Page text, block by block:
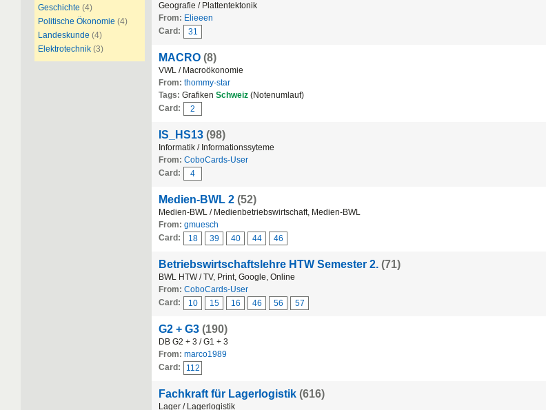
Geschichte (4)
Politische Ökonomie (4)
Landeskunde (4)
Elektrotechnik (3)
Geografie / Plattentektonik
From: Elieeen
Card:
31
MACRO (8)
VWL / Macroökonomie
From: thommy-star
Tags: Grafiken Schweiz (Notenumlauf)
Card:
2
IS_HS13 (98)
Informatik / Informationssyteme
From: CoboCards-User
Card:
4
Medien-BWL 2 (52)
Medien-BWL / Medienbetriebswirtschaft, Medien-BWL
From: gmuesch
Card:
18 39 40 44 46
Betriebswirtschaftslehre HTW Semester 2. (71)
BWL HTW / TV, Print, Google, Online
From: CoboCards-User
Card:
10 15 16 46 56 57
G2 + G3 (190)
DB G2 + 3 / G1 + 3
From: marco1989
Card:
112
Fachkraft für Lagerlogistik (616)
Lager / Lagerlogistik